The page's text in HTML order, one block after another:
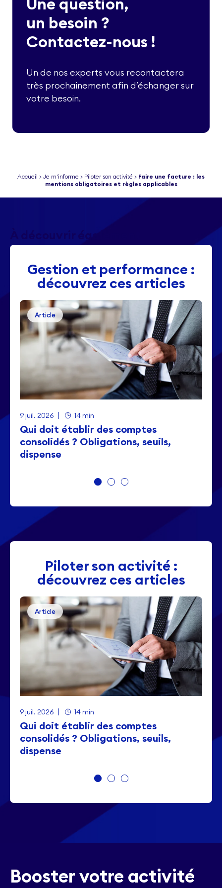
un besoin ?
Contactez-nous !
Un de nos experts vous recontactera
très prochainement afin d’échanger sur
votre besoin.
Accueil > Je m'informe > Piloter son activité > Faire une facture : les
mentions obligatoires et règles applicables
À découvrir également
Gestion et performance :
découvrez ces articles
Article
9 juil. 2026 14 min
Qui doit établir des comptes
consolidés ? Obligations, seuils,
dispense
Piloter son activité :
découvrez ces articles
Article
9 juil. 2026 14 min
Qui doit établir des comptes
consolidés ? Obligations, seuils,
dispense
Booster votre activité